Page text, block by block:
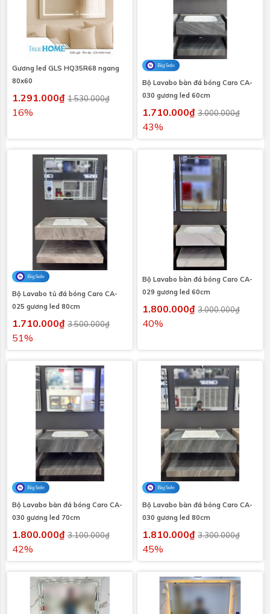
Gương led GLS HQ35R68 ngang
80x60
1.291.000₫ 1.530.000₫
16%
Big Sale
Bộ Lavabo bàn đá bóng Caro CA-
030 gương led 60cm
1.710.000₫ 3.000.000₫
43%
Big Sale
Bộ Lavabo tủ đá bóng Caro CA-
025 gương led 80cm
1.710.000₫ 3.500.000₫
51%
Bộ Lavabo bàn đá bóng Caro CA-
029 gương led 60cm
1.800.000₫ 3.000.000₫
40%
Big Sale
Bộ Lavabo bàn đá bóng Caro CA-
030 gương led 70cm
1.800.000₫ 3.100.000₫
42%
Big Sale
Bộ Lavabo bàn đá bóng Caro CA-
030 gương led 80cm
1.810.000₫ 3.300.000₫
45%